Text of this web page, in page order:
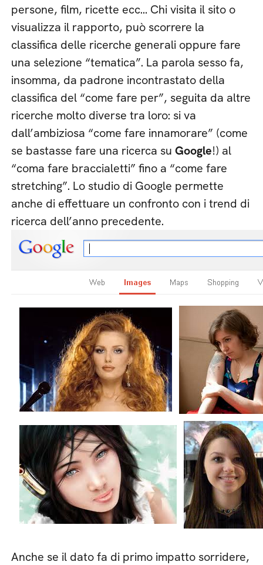
persone, film, ricette ecc… Chi visita il sito o
visualizza il rapporto, può scorrere la
classifica delle ricerche generali oppure fare
una selezione “tematica”. La parola sesso fa,
insomma, da padrone incontrastato della
classifica del “come fare per”, seguita da altre
ricerche molto diverse tra loro: si va
dall’ambiziosa “come fare innamorare” (come
se bastasse fare una ricerca su Google!) al
“coma fare braccialetti” fino a “come fare
stretching”. Lo studio di Google permette
anche di effettuare un confronto con i trend di
ricerca dell’anno precedente.
Anche se il dato fa di primo impatto sorridere,